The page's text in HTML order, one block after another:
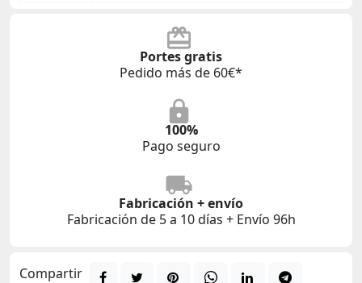
Portes gratis
Pedido más de 60€*
100%
Pago seguro
Fabricación + envío
Fabricación de 5 a 10 días + Envío 96h
Compartir